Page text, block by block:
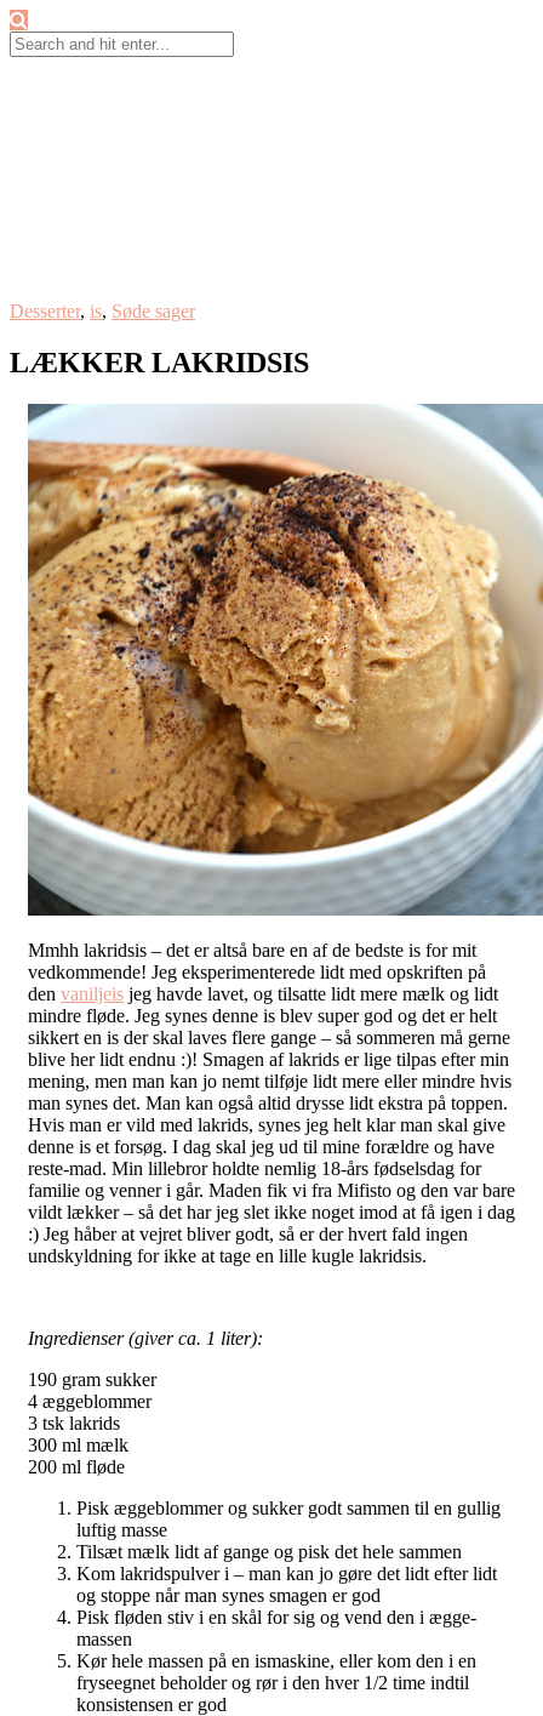
Desserter, is, Søde sager
LÆKKER LAKRIDSIS
Mmhh lakridsis – det er altså bare en af de bedste is for mit
vedkommende! Jeg eksperimenterede lidt med opskriften på
den vaniljeis jeg havde lavet, og tilsatte lidt mere mælk og lidt
mindre fløde. Jeg synes denne is blev super god og det er helt
sikkert en is der skal laves flere gange – så sommeren må gerne
blive her lidt endnu :)! Smagen af lakrids er lige tilpas efter min
mening, men man kan jo nemt tilføje lidt mere eller mindre hvis
man synes det. Man kan også altid drysse lidt ekstra på toppen.
Hvis man er vild med lakrids, synes jeg helt klar man skal give
denne is et forsøg. I dag skal jeg ud til mine forældre og have
reste-mad. Min lillebror holdte nemlig 18-års fødselsdag for
familie og venner i går. Maden fik vi fra Mifisto og den var bare
vildt lækker – så det har jeg slet ikke noget imod at få igen i dag
:) Jeg håber at vejret bliver godt, så er der hvert fald ingen
undskyldning for ikke at tage en lille kugle lakridsis.
Ingredienser (giver ca. 1 liter):
190 gram sukker
4 æggeblommer
3 tsk lakrids
300 ml mælk
200 ml fløde
Pisk æggeblommer og sukker godt sammen til en gullig
luftig masse
Tilsæt mælk lidt af gange og pisk det hele sammen
Kom lakridspulver i – man kan jo gøre det lidt efter lidt
og stoppe når man synes smagen er god
Pisk fløden stiv i en skål for sig og vend den i ægge-
massen
Kør hele massen på en ismaskine, eller kom den i en
fryseegnet beholder og rør i den hver 1/2 time indtil
konsistensen er god